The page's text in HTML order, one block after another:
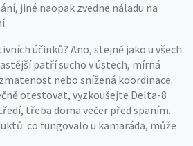
jiné naopak zvedne náladu na
účinků? Ano, stejně jako u všech
patří sucho v ústech, mírná
nebo snížená koordinace.
otestovat, vyzkoušejte Delta-8
třeba doma večer před spaním.
co fungovalo u kamaráda, může